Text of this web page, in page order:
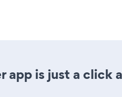
app is just a click